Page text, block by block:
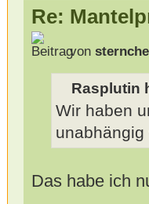
Re:
von
Rasplutin
Wir haben
Das habe ich